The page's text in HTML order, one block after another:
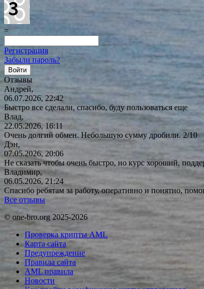
=
Регистрация
Забыли пароль?
Отзывы
Андрей,
06.07.2026, 22:42
Быстро все сделали, спасибо, буду пользоваться еще
Влад,
22.05.2026, 16:11
Очень долгий обмен. Небольшую сумму дробили. 2/10
Дэн,
07.05.2026, 20:06
Не сказать чтобы очень быстро, но курс хороший,
Владимир,
06.05.2026, 21:24
Спасибо ребятам за работу, оперативно и понятно,
Все отзывы
© one-bro.org 2025-2026
Проверка крипты AML
Карта сайта
Предупреждение
Правила сайта
AML правила
Новости